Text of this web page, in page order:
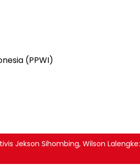
(PPWI)
Jekson Sihombing, Wilson Lalengke: